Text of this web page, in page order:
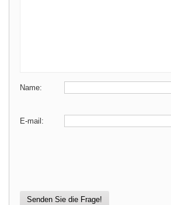
Name:
E-mail:
Senden Sie die Frage!